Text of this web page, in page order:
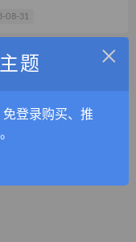
08-31
×
题
登录购买、推